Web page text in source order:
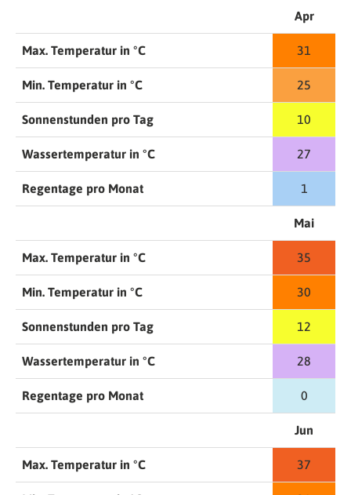
Apr
Max. Temperatur in °C 31
Min. Temperatur in °C 25
Sonnenstunden pro Tag 10
Wassertemperatur in °C 27
Regentage pro Monat 1
Mai
Max. Temperatur in °C 35
Min. Temperatur in °C 30
Sonnenstunden pro Tag 12
Wassertemperatur in °C 28
Regentage pro Monat 0
Jun
Max. Temperatur in °C 37